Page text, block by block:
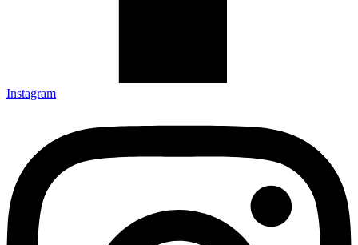
Instagram